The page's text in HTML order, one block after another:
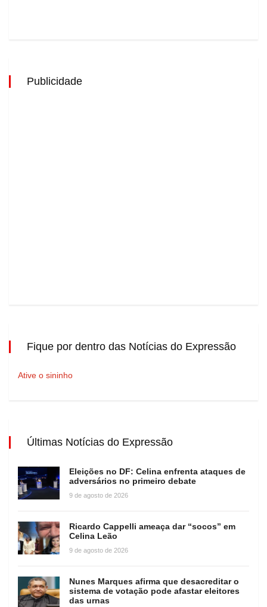
Publicidade
Fique por dentro das Notícias do Expressão
Ative o sininho
Últimas Notícias do Expressão
Eleições no DF: Celina enfrenta ataques de
adversários no primeiro debate
9 de agosto de 2026
Ricardo Cappelli ameaça dar “socos” em
Celina Leão
9 de agosto de 2026
Nunes Marques afirma que desacreditar o
sistema de votação pode afastar eleitores
das urnas